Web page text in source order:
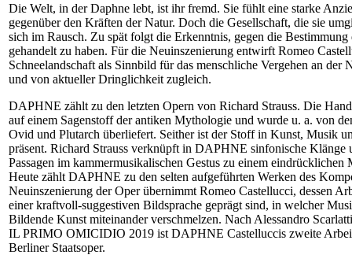
Die Welt, in der Daphne lebt, ist ihr fremd. Sie fühlt eine starke
gegenüber den Kräften der Natur. Doch die Gesellschaft, die sie
sich im Rausch. Zu spät folgt die Erkenntnis, gegen die Bestimmung
gehandelt zu haben. Für die Neuinszenierung entwirft Romeo
Schneelandschaft als Sinnbild für das menschliche Vergehen an der
und von aktueller Dringlichkeit zugleich.
DAPHNE zählt zu den letzten Opern von Richard Strauss. Die
auf einem Sagenstoff der antiken Mythologie und wurde u. a. von
Ovid und Plutarch überliefert. Seither ist der Stoff in Kunst, Musik
präsent. Richard Strauss verknüpft in DAPHNE sinfonische Klänge
Passagen im kammermusikalischen Gestus zu einem eindrücklichen
Heute zählt DAPHNE zu den selten aufgeführten Werken des
Neuinszenierung der Oper übernimmt Romeo Castellucci, dessen
einer kraftvoll-suggestiven Bildsprache geprägt sind, in welcher
Bildende Kunst miteinander verschmelzen. Nach Alessandro
IL PRIMO OMICIDIO 2019 ist DAPHNE Castelluccis zweite
Berliner Staatsoper.